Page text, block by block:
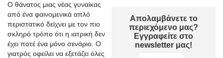
Απολαμβάνετε το
περιεχόμενο μας?
Εγγραφείτε στο
newsletter μας!
Ο θάνατος μιας νέας γυναίκας
από ένα φαινομενικά απλό
περιστατικό δείχνει με τον πιο
σκληρό τρόπο ότι η ιατρική δεν
έχει ποτέ ένα μόνο σενάριο. Ο
γιατρός οφείλει να εξετάζει όλες